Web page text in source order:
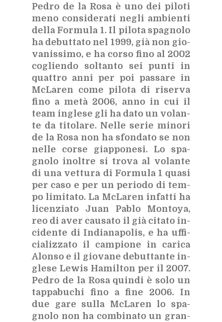
Pe­dro de la Rosa è uno dei pi­lo­ti
meno con­si­de­ra­ti ne­gli am­bien­ti
del­la For­mu­la 1. Il pi­lo­ta spa­gno­lo
ha de­but­ta­to nel 1999, già non gio­
va­nis­si­mo, e ha cor­so fino al 2002
co­glien­do sol­tan­to sei pun­ti in
quat­tro anni per poi pas­sa­re in
McLa­ren come pi­lo­ta di ri­ser­va
fino a metà 2006, anno in cui il
team in­gle­se gli ha dato un vo­lan­
te da ti­to­la­re. Nel­le se­rie mi­no­ri
de la Rosa non ha sfon­da­to se non
nel­le cor­se giap­po­ne­si. Lo spa­
gno­lo inol­tre si tro­va al vo­lan­te
di una vet­tu­ra di For­mu­la 1 qua­si
per caso e per un pe­rio­do di tem­
po li­mi­ta­to. La McLa­ren in­fat­ti ha
li­cen­zia­to Juan Pa­blo Mon­toya,
reo di aver cau­sa­to il già ci­ta­to in­
ci­den­te di In­dia­na­po­lis, e ha uf­fi­
cia­liz­za­to il cam­pio­ne in ca­ri­ca
Alon­so e il gio­va­ne de­but­tan­te in­
gle­se Lewis Ha­mil­ton per il 2007.
Pe­dro de la Rosa quin­di è solo un
tap­pa­bu­chi fino a fine 2006. In
due gare sul­la McLa­ren lo spa­
gno­lo non ha com­bi­na­to un gran­